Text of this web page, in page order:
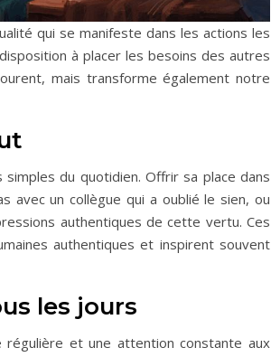
qui se manifeste dans les actions les
à placer les besoins des autres
mais transforme également notre
du quotidien. Offrir sa place dans
avec un collègue qui a oublié le sien, ou
authentiques de cette vertu. Ces
authentiques et inspirent souvent
les jours
et une attention constante aux